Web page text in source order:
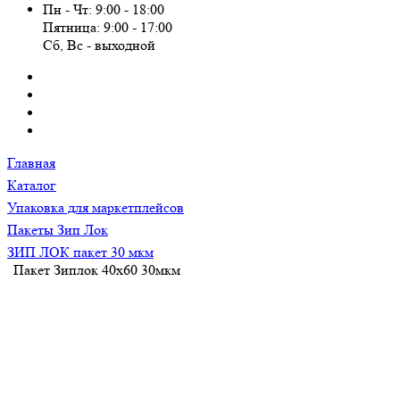
Пн - Чт: 9:00 - 18:00
Пятница: 9:00 - 17:00
Сб, Вc - выходной
Главная
Каталог
Упаковка для маркетплейсов
Пакеты Зип Лок
ЗИП ЛОК пакет 30 мкм
Пакет Зиплок 40х60 30мкм